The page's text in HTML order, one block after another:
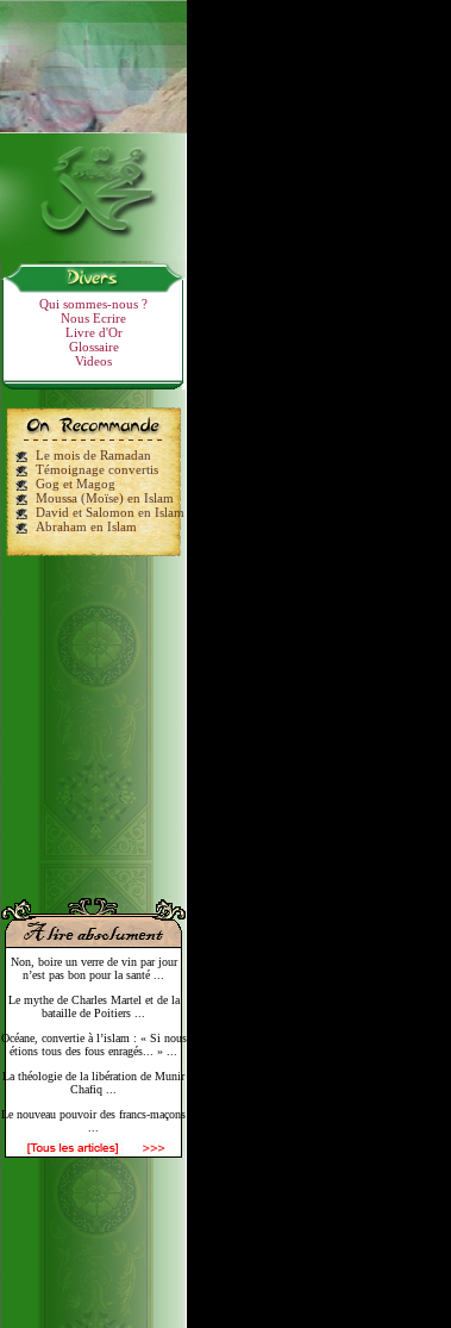
Qui sommes-nous ?
Nous Ecrire
Livre d'Or
Glossaire
Videos
Le mois de Ramadan
Témoignage convertis
Gog et Magog
Moussa (Moïse) en Islam
David et Salomon en Islam
Abraham en Islam
Non, boire un verre de vin par jour
n’est pas bon pour la santé ...
Le mythe de Charles Martel et de la
bataille de Poitiers ...
Océane, convertie à l’islam : « Si nous
étions tous des fous enragés... » ...
La théologie de la libération de Munir
Chafiq ...
Le nouveau pouvoir des francs-maçons